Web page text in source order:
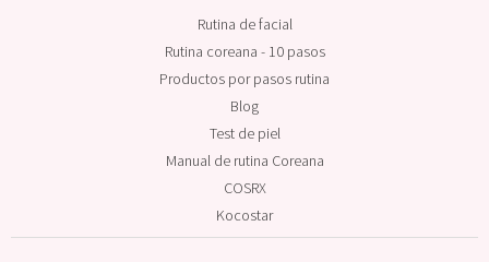
Rutina de facial
Rutina coreana - 10 pasos
Productos por pasos rutina
Blog
Test de piel
Manual de rutina Coreana
COSRX
Kocostar